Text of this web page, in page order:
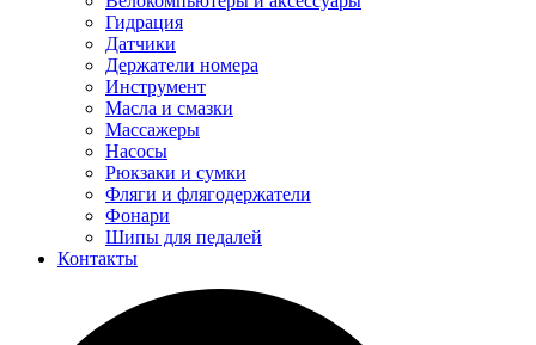
Гидрация
Датчики
Держатели номера
Инструмент
Масла и смазки
Массажеры
Насосы
Рюкзаки и сумки
Фляги и флягодержатели
Фонари
Шипы для педалей
Контакты